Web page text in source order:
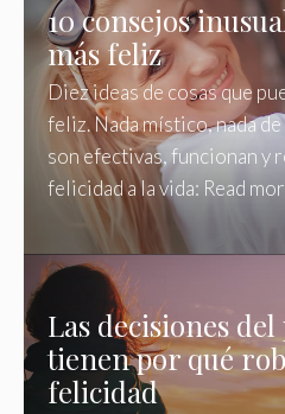
10 consejos
más feliz
Diez ideas de cosas que
feliz. Nada místico, nada
son efectivas, funcionan y
felicidad a la vida: Read
Las decisiones del
tienen por qué
felicidad